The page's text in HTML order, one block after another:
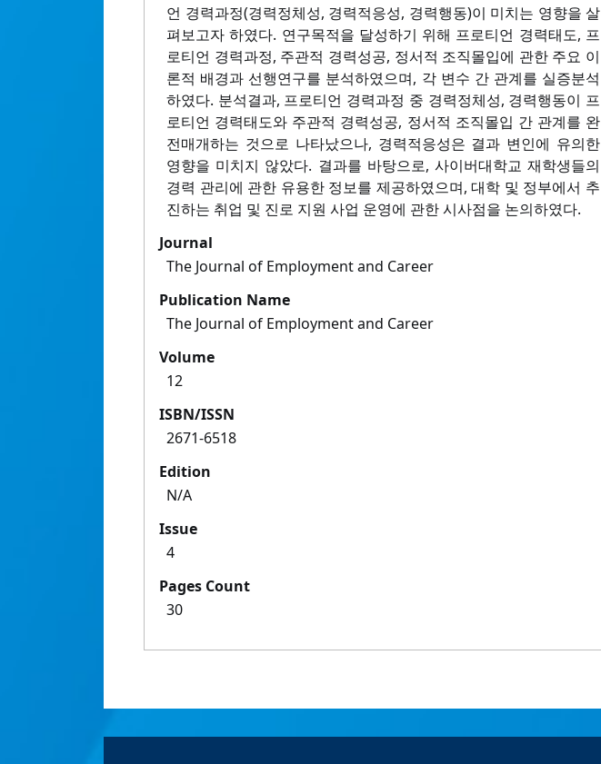
언 경력과정(경력정체성, 경력적응성, 경력행동)이 미치는 영향을 살
펴보고자 하였다. 연구목적을 달성하기 위해 프로티언 경력태도, 프
로티언 경력과정, 주관적 경력성공, 정서적 조직몰입에 관한 주요 이
론적 배경과 선행연구를 분석하였으며, 각 변수 간 관계를 실증분석
하였다. 분석결과, 프로티언 경력과정 중 경력정체성, 경력행동이 프
로티언 경력태도와 주관적 경력성공, 정서적 조직몰입 간 관계를 완
전매개하는 것으로 나타났으나, 경력적응성은 결과 변인에 유의한
영향을 미치지 않았다. 결과를 바탕으로, 사이버대학교 재학생들의
경력 관리에 관한 유용한 정보를 제공하였으며, 대학 및 정부에서 추
진하는 취업 및 진로 지원 사업 운영에 관한 시사점을 논의하였다.
Journal
The Journal of Employment and Career
Publication Name
The Journal of Employment and Career
Volume
12
ISBN/ISSN
2671-6518
Edition
N/A
Issue
4
Pages Count
30